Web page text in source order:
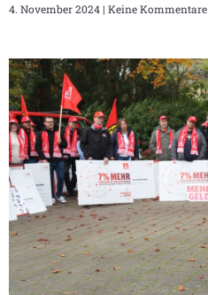
4. November 2024 Keine Kommentare